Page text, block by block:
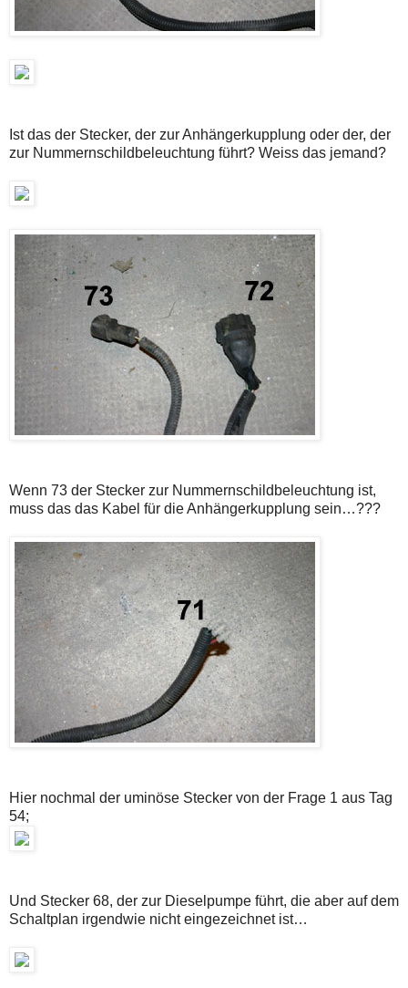
Ist das der Stecker, der zur Anhängerkupplung oder der, der
zur Nummernschildbeleuchtung führt? Weiss das jemand?
Wenn 73 der Stecker zur Nummernschildbeleuchtung ist,
muss das das Kabel für die Anhängerkupplung sein…???
Hier nochmal der uminöse Stecker von der Frage 1 aus Tag
54;
Und Stecker 68, der zur Dieselpumpe führt, die aber auf dem
Schaltplan irgendwie nicht eingezeichnet ist…